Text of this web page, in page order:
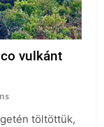
vulkánt
töltöttük,